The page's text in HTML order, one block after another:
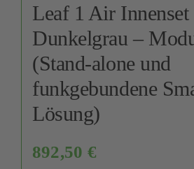
Leaf 1 Air Innenset
Dunkelgrau –
(Stand-alone und
funkgebundene
Lösung)
892,50 €